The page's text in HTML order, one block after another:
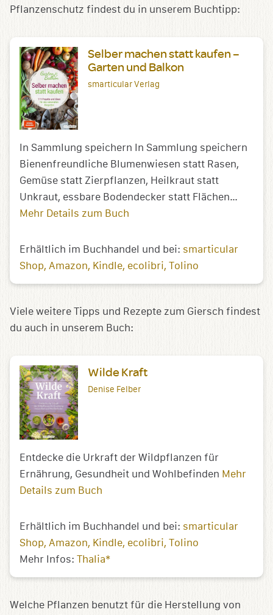
Pflanzenschutz findest du in unserem Buchtipp:
Selber machen statt kaufen –
Garten und Balkon
smarticular Verlag
In Sammlung speichern In Sammlung speichern
Bienenfreundliche Blumenwiesen statt Rasen,
Gemüse statt Zierpflanzen, Heilkraut statt
Unkraut, essbare Bodendecker statt Flächen…
Mehr Details zum Buch
Erhältlich im Buchhandel und bei: smarticular
Shop Amazon Kindle ecolibri Tolino
Viele weitere Tipps und Rezepte zum Giersch findest
du auch in unserem Buch:
Wilde Kraft
Denise Felber
Entdecke die Urkraft der Wildpflanzen für
Ernährung, Gesundheit und Wohlbefinden Mehr
Details zum Buch
Erhältlich im Buchhandel und bei: smarticular
Shop Amazon Kindle ecolibri Tolino
Mehr Infos: Thalia*
Welche Pflanzen benutzt für die Herstellung von